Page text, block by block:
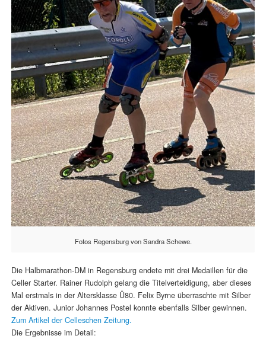
Fotos Regensburg von Sandra Schewe.
Die Halbmarathon-DM in Regensburg endete mit drei Medaillen für die
Celler Starter. Rainer Rudolph gelang die Titelverteidigung, aber dieses
Mal erstmals in der Altersklasse Ü80. Felix Byrne überraschte mit Silber
der Aktiven. Junior Johannes Postel konnte ebenfalls Silber gewinnen.
Zum Artikel der Celleschen Zeitung.
Die Ergebnisse im Detail: